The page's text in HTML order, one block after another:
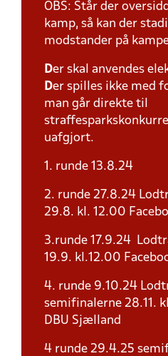
OBS: Står der
kamp, så kan der
modstander på
Der skal anvendes
Der spilles ikke med
man går direkte til
uafgjort.
1. runde 13.8.24
2. runde 27.8.24
29.8. kl. 12.00
3.runde 17.9.24
19.9. kl.12.00
4. runde 9.10.24
semifinalerne 28.11.
DBU Sjælland
4 runde 29.4.25